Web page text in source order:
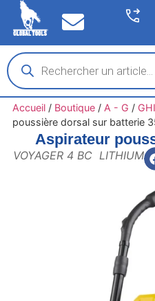
Accueil/ Boutique/ A - G /
poussière dorsal sur batterie
Aspirateur
VOYAGER 4 BC LITHIUM